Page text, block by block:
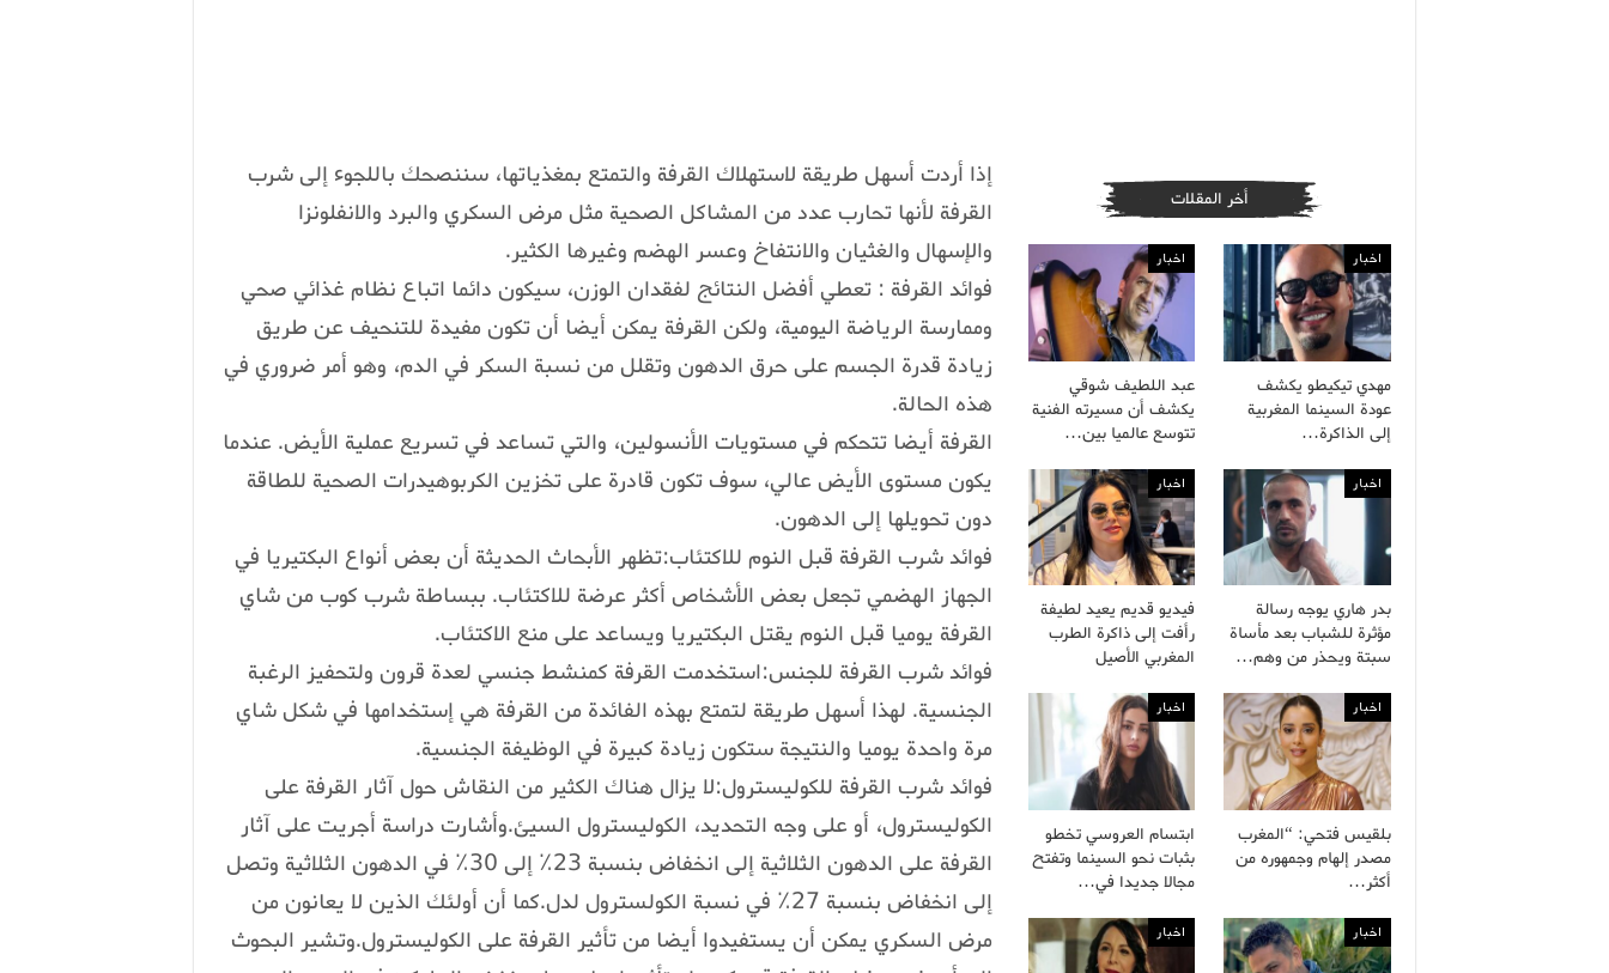
إذا أردت أسهل طريقة لاستهلاك القرفة والتمتع بمغذياتها، سننصحك باللجوء إلى شرب
القرفة لأنها تحارب عدد من المشاكل الصحية مثل مرض السكري والبرد والانفلونزا
والإسهال والغثيان والانتفاخ وعسر الهضم وغيرها الكثير.
فوائد القرفة : تعطي أفضل النتائج لفقدان الوزن، سيكون دائما اتباع نظام غذائي صحي
وممارسة الرياضة اليومية، ولكن القرفة يمكن أيضا أن تكون مفيدة للتنحيف عن طريق
زيادة قدرة الجسم على حرق الدهون وتقلل من نسبة السكر في الدم، وهو أمر ضروري في
هذه الحالة.
القرفة أيضا تتحكم في مستويات الأنسولين، والتي تساعد في تسريع عملية الأيض. عندما
يكون مستوى الأيض عالي، سوف تكون قادرة على تخزين الكربوهيدرات الصحية للطاقة
دون تحويلها إلى الدهون.
فوائد شرب القرفة قبل النوم للاكتئاب:تظهر الأبحاث الحديثة أن بعض أنواع البكتيريا في
الجهاز الهضمي تجعل بعض الأشخاص أكثر عرضة للاكتئاب. ببساطة شرب كوب من شاي
القرفة يوميا قبل النوم يقتل البكتيريا ويساعد على منع الاكتئاب.
فوائد شرب القرفة للجنس:استخدمت القرفة كمنشط جنسي لعدة قرون ولتحفيز الرغبة
الجنسية. لهذا أسهل طريقة لتمتع بهذه الفائدة من القرفة هي إستخدامها في شكل شاي
مرة واحدة يوميا والنتيجة ستكون زيادة كبيرة في الوظيفة الجنسية.
فوائد شرب القرفة للكوليسترول:لا يزال هناك الكثير من النقاش حول آثار القرفة على
الكوليسترول، أو على وجه التحديد، الكوليسترول السيئ.وأشارت دراسة أجريت على آثار
القرفة على الدهون الثلاثية إلى انخفاض بنسبة 23٪ إلى 30٪ في الدهون الثلاثية وتصل
إلى انخفاض بنسبة 27٪ في نسبة الكولسترول لدل.كما أن أولئك الذين لا يعانون من
مرض السكري يمكن أن يستفيدوا أيضا من تأثير القرفة على الكوليسترول.وتشير البحوث
أخر المقلات
اخبار
مهدي تيكيطو يكشف
عودة السينما المغربية
إلى الذاكرة…
اخبار
عبد اللطيف شوقي
يكشف أن مسيرته الفنية
تتوسع عالميا بين…
اخبار
بدر هاري يوجه رسالة
مؤثرة للشباب بعد مأساة
سبتة ويحذر من وهم…
اخبار
فيديو قديم يعيد لطيفة
رأفت إلى ذاكرة الطرب
المغربي الأصيل
اخبار
بلقيس فتحي: “المغرب
مصدر إلهام وجمهوره من
أكثر…
اخبار
ابتسام العروسي تخطو
بثبات نحو السينما وتفتح
مجالا جديدا في…
اخبار اخبار